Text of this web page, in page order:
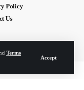
Terms
Accept
Policy
Us